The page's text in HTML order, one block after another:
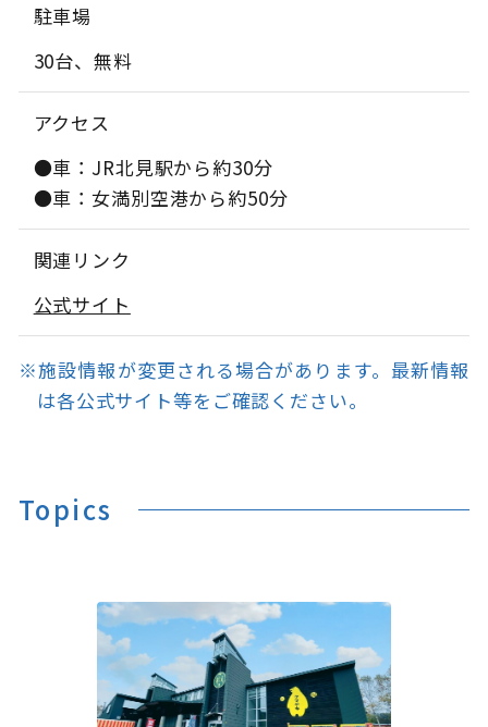
駐車場
30台、無料
アクセス
●車：JR北見駅から約30分
●車：女満別空港から約50分
関連リンク
公式サイト
※施設情報が変更される場合があります。最新情報
は各公式サイト等をご確認ください。
Topics